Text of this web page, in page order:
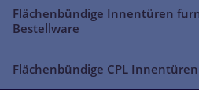
Flächenbündige Innentüren
Bestellware
Flächenbündige CPL